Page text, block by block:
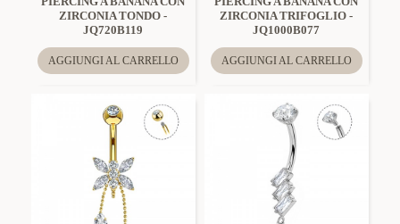
ZIRCONIA TONDO -
JQ720B119
AGGIUNGI AL CARRELLO
ZIRCONIA TRIFOGLIO -
JQ1000B077
AGGIUNGI AL CARRELLO